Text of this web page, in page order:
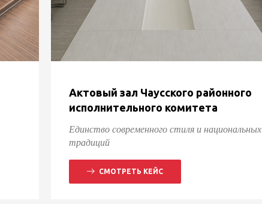
Актовый зал Чаусского районного
исполнительного комитета
Единство современного стиля и национальных
традиций
СМОТРЕТЬ КЕЙС